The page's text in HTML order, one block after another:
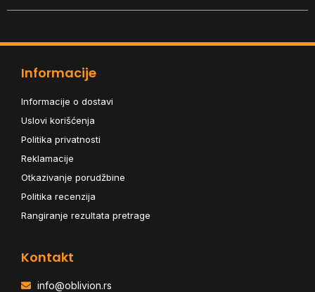
Informacije
Informacije o dostavi
Uslovi korišćenja
Politika privatnosti
Reklamacije
Otkazivanje porudžbine
Politika recenzija
Rangiranje rezultata pretrage
Kontakt
info@oblivion.rs